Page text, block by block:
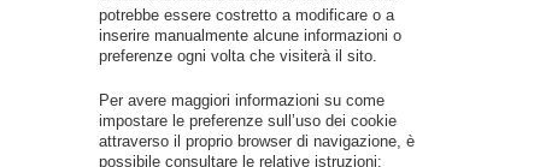
potrebbe essere costretto a modificare o a
inserire manualmente alcune informazioni o
preferenze ogni volta che visiterà il sito.
Per avere maggiori informazioni su come
impostare le preferenze sull’uso dei cookie
attraverso il proprio browser di navigazione, è
possibile consultare le relative istruzioni: